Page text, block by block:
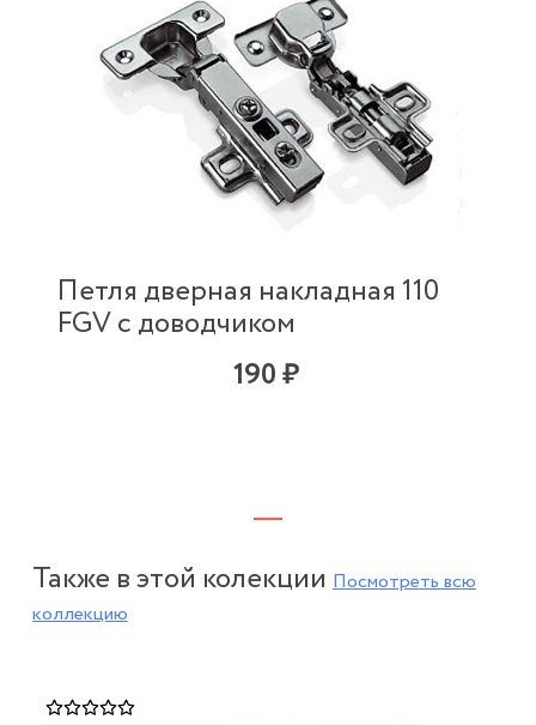
Петля дверная накладная 110
FGV с доводчиком
190 ₽
Также в этой колекцииПосмотреть всю
коллекцию